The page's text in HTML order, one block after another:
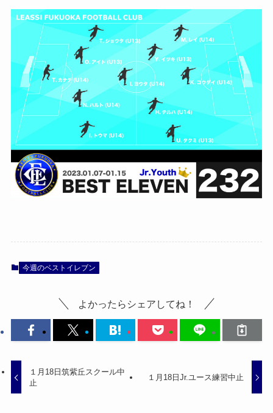
今週のベストイレブン
よかったらシェアしてね！
１月18日筑紫丘スクール中
止
１月18日Jr.ユース練習中止